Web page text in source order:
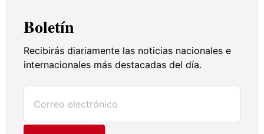
Boletín
Recibirás diariamente las noticias nacionales e
internacionales más destacadas del día.